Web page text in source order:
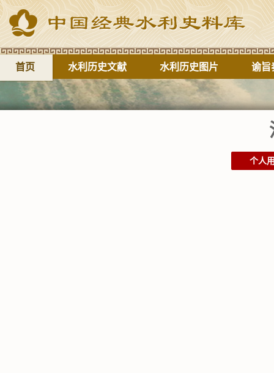
首页 水利历史文献 水利历史图片 谕旨
个人